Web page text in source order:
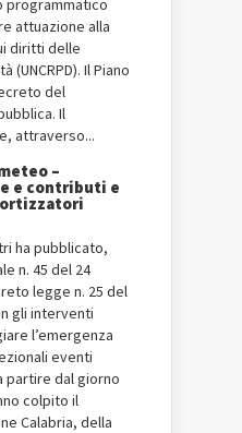
programmatico
attuazione alla
diritti delle
(UNCRPD). Il Piano
del
Il
attraverso...
–
e contributi e
ha pubblicato,
n. 45 del 24
legge n. 25 del
gli interventi
l’emergenza
eventi
partire dal giorno
colpito il
Calabria, della